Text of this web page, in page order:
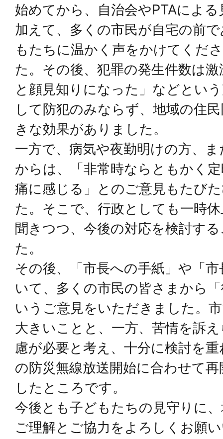
始めてから、自治会やPTAによ
加えて、多くの市民が自宅の前
もたちに温かく声をかけてくだ
た。その後、犯罪の発生件数は
と顔見知りになった」などとい
して防犯のみならず、地域の住
きな効果がありました。
一方で、病気や夜勤明けの方、
からは、「非常時ならともかく
痛に感じる」とのご意見もたび
た。そこで、行政としても一時
聞きつつ、今後の対応を検討す
た。
その後、「市長への手紙」や「
いて、多くの市民の皆さまから
いうご意見をいただきました。
大きいことと、一方、苦情を訴
慮が必要と考え、十分に検討を
の防災無線放送開始に合わせて
したところです。
今後とも子どもたちの見守りに
ご理解とご協力をよろしくお願